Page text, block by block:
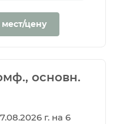
цену
основн.
г. на 6